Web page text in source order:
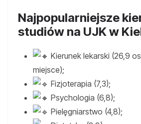
Najpopularniejsze
studiów na UJK w
Kierunek lekarski (26,9
miejsce);
Fizjoterapia (7,3);
Psychologia (6,8);
Pielęgniarstwo (4,8);